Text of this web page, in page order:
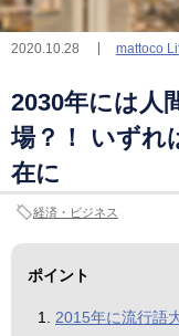
2020.10.28 mattoco
2030年には人
場？！ いずれ
在に
経済・ビジネス
ポイント
2015年に流行語